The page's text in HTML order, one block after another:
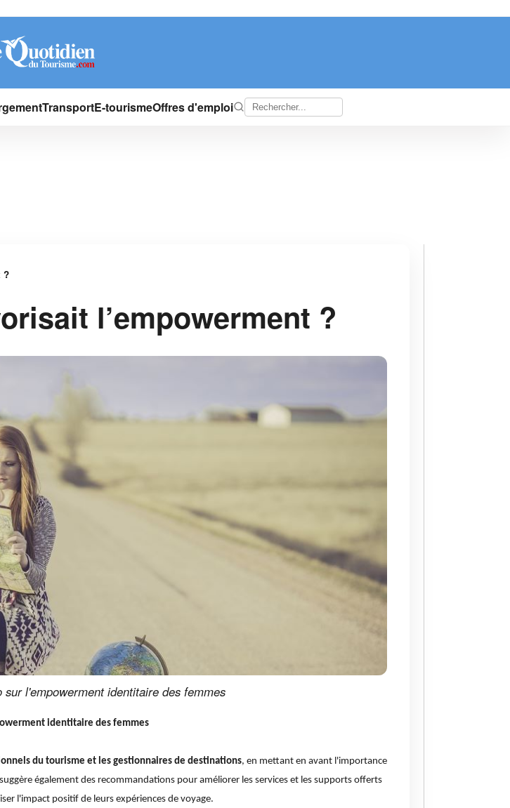
TransportE-tourismeOffres d'emploi
?
l’empowerment ?
l'empowerment identitaire des femmes
identitaire des femmes
du tourisme et les gestionnaires de destinations, en mettant en avant l'importance
également des recommandations pour améliorer les services et les supports offerts
l'impact positif de leurs expériences de voyage.